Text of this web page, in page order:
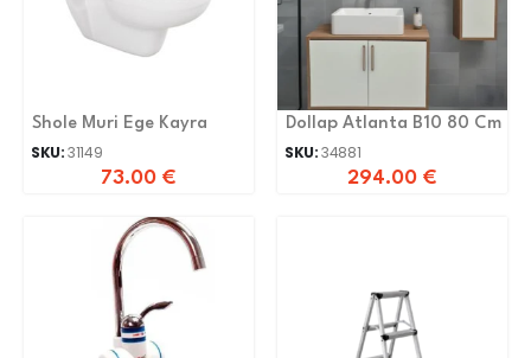
Shole Muri Ege Kayra
SKU:31149
73.00 €
Dollap Atlanta B10 80 Cm
SKU:34881
294.00 €